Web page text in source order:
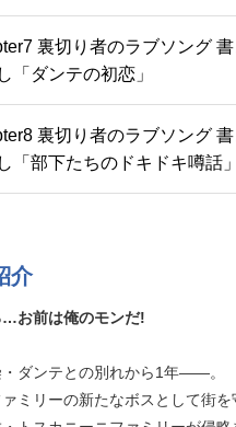
裏切り者のラブソング 書
「ダンテの初恋」
裏切り者のラブソング 書
「部下たちのドキドキ噂話」
介
…お前は俺のモンだ!
ダンテとの別れから1年――。
ミリーの新たなボスとして街を